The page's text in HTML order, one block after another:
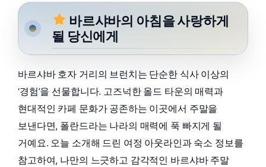
바르샤바의 아침을 사랑하게
될 당신에게
바르샤바 호자 거리의 브런치는 단순한 식사 이상의
‘경험’을 선물합니다. 고즈넉한 올드 타운의 매력과
현대적인 카페 문화가 공존하는 이곳에서 주말을
보낸다면, 폴란드라는 나라의 매력에 푹 빠지게 될
거예요. 오늘 소개해 드린 여정 아웃라인과 숙소 정보를
참고하여, 나만의 느긋하고 감각적인 바르샤바 주말